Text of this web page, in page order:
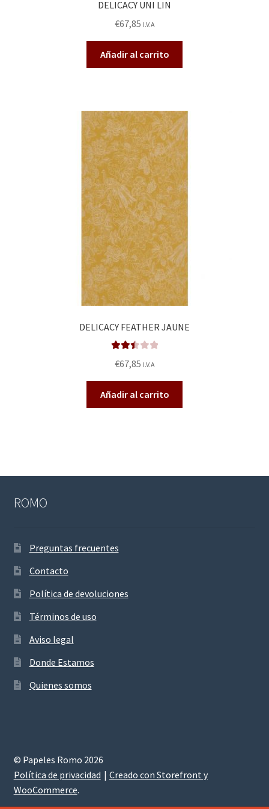
DELICACY UNI LIN
€67,85 I.V.A
Añadir al carrito
DELICACY FEATHER JAUNE
do en
2.49
de 5
€67,85 I.V.A
Añadir al carrito
ROMO
Preguntas frecuentes
Contacto
Política de devoluciones
Términos de uso
Aviso legal
Donde Estamos
Quienes somos
© Papeles Romo 2026
Política de privacidad
Creado con Storefront y
WooCommerce.